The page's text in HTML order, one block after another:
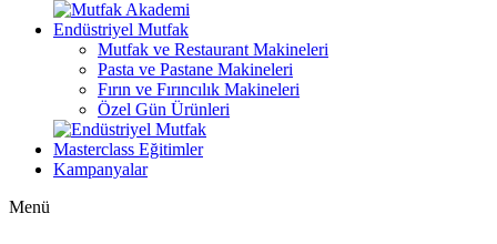
Endüstriyel Mutfak
Mutfak ve Restaurant Makineleri
Pasta ve Pastane Makineleri
Fırın ve Fırıncılık Makineleri
Özel Gün Ürünleri
Masterclass Eğitimler
Kampanyalar
Menü